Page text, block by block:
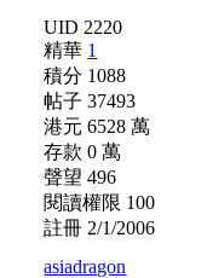
UID 2220
精華 1
積分 1088
帖子 37493
港元 6528 萬
存款 0 萬
聲望 496
閱讀權限 100
註冊 2/1/2006
asiadragon